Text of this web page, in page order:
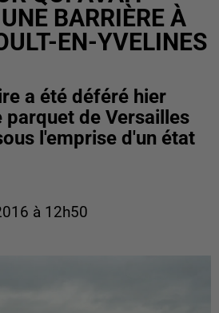
BARRIÈRE À
EN-YVELINES
a été déféré hier
parquet de Versailles
l'emprise d'un état
à 12h50